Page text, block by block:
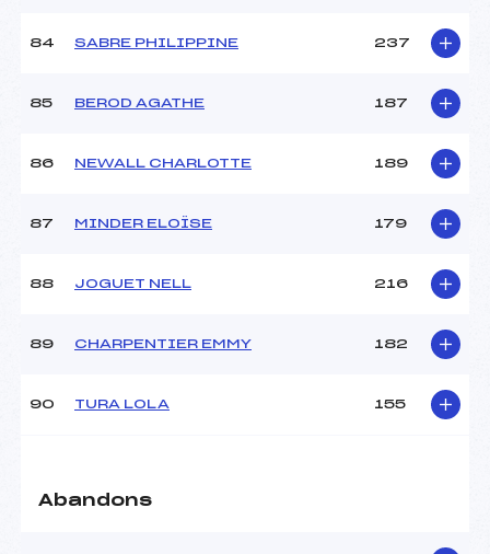
84 SABRE PHILIPPINE 237
85 BEROD AGATHE 187
86 NEWALL CHARLOTTE 189
87 MINDER ELOÏSE 179
88 JOGUET NELL 216
89 CHARPENTIER EMMY 182
90 TURA LOLA 155
Abandons